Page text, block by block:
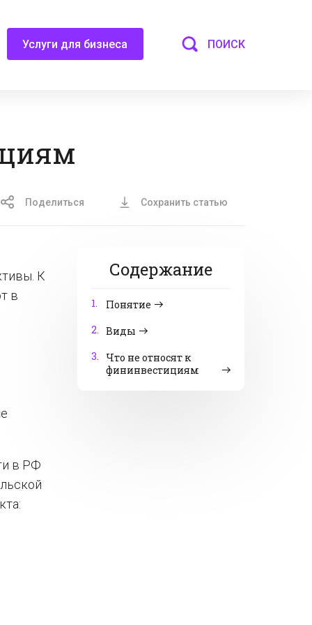
Услуги для бизнеса ПОИСК
Поделиться Сохранить статью
Содержание
1.
Понятие
2. Виды
3.
Что не относят к
фининвестициям
К
в
в РФ